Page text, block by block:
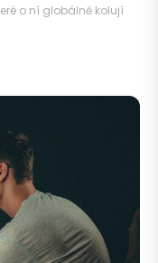
o ní globálně kolují